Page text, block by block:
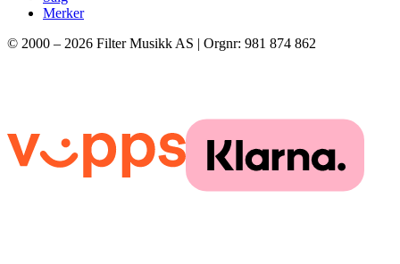
Merker
© 2000 – 2026 Filter Musikk AS | Orgnr: 981 874 862